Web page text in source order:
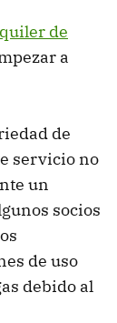
de
a
de
servicio no
un
socios
de uso
debido al